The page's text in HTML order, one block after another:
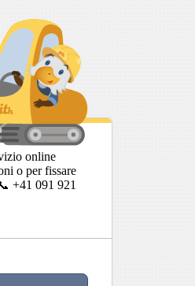
online
o per fissare
+41 091 921